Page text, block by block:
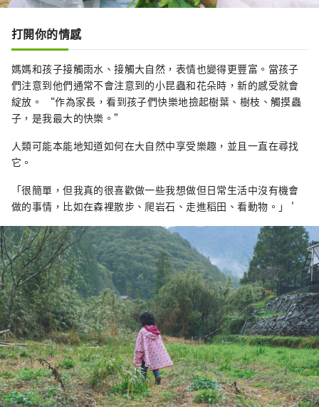
打開你的情感
媽媽和孩子接觸雨水、接觸大自然，表情也變得更豐富。當孩子
們注意到他們通常不會注意到的小昆蟲和花朵時，新的感受就會
綻放。 “作為家長，看到孩子們快樂地撿起樹葉、樹枝、觸摸蟲
子，是我最大的快樂。”
人類可能本能地知道如何在大自然中享受樂趣，並且一直在尋找
它。
「很簡單，但我真的很喜歡做一些我想做但日常生活中沒有機會
做的事情，比如在森裡散步、爬岩石、走進稻田、看動物。」 '